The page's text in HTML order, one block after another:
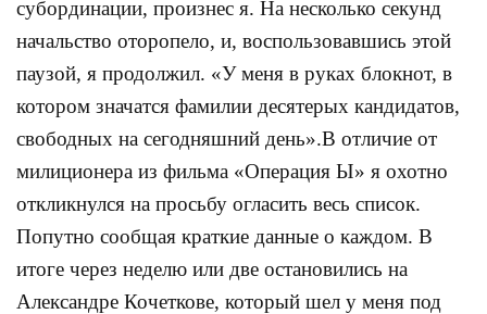
субординации, произнес я. На несколько секунд
начальство оторопело, и, воспользовавшись этой
паузой, я продолжил. «У меня в руках блокнот, в
котором значатся фамилии десятерых кандидатов,
свободных на сегодняшний день».В отличие от
милиционера из фильма «Операция Ы» я охотно
откликнулся на просьбу огласить весь список.
Попутно сообщая краткие данные о каждом. В
итоге через неделю или две остановились на
Александре Кочеткове, который шел у меня под